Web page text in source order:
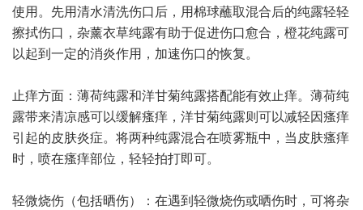
使用。先用清水清洗伤口后，用棉球蘸取混合后的纯露轻轻
擦拭伤口，杂薰衣草纯露有助于促进伤口愈合，橙花纯露可
以起到一定的消炎作用，加速伤口的恢复。
止痒方面：薄荷纯露和洋甘菊纯露搭配能有效止痒。薄荷纯
露带来清凉感可以缓解瘙痒，洋甘菊纯露则可以减轻因瘙痒
引起的皮肤炎症。将两种纯露混合在喷雾瓶中，当皮肤瘙痒
时，喷在瘙痒部位，轻轻拍打即可。
轻微烧伤（包括晒伤）：在遇到轻微烧伤或晒伤时，可将杂